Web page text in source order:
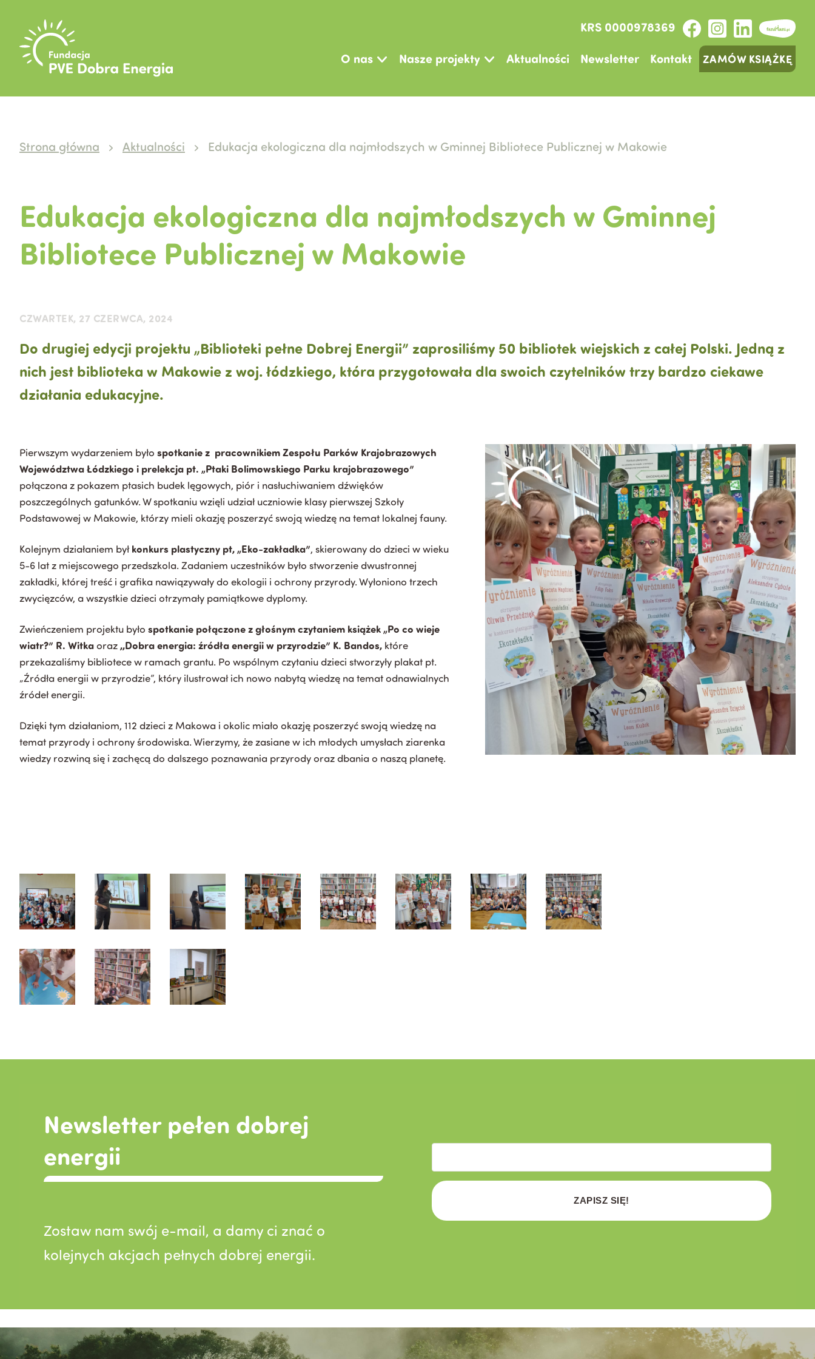
KRS 0000978369
O nas
Nasze projekty Aktualności Newsletter Kontakt ZAMÓW KSIĄŻKĘ
Strona główna Aktualności Edukacja ekologiczna dla najmłodszych w Gminnej Bibliotece Publicznej w Makowie
Edukacja ekologiczna dla najmłodszych w Gminnej
Bibliotece Publicznej w Makowie
CZWARTEK, 27 CZERWCA, 2024
Do drugiej edycji projektu „Biblioteki pełne Dobrej Energii” zaprosiliśmy 50 bibliotek wiejskich z całej Polski. Jedną z
nich jest biblioteka w Makowie z woj. łódzkiego, która przygotowała dla swoich czytelników trzy bardzo ciekawe
działania edukacyjne.
Pierwszym wydarzeniem było spotkanie z pracownikiem Zespołu Parków Krajobrazowych
Województwa Łódzkiego i prelekcja pt. „Ptaki Bolimowskiego Parku krajobrazowego”
połączona z pokazem ptasich budek lęgowych, piór i nasłuchiwaniem dźwięków
poszczególnych gatunków. W spotkaniu wzięli udział uczniowie klasy pierwszej Szkoły
Podstawowej w Makowie, którzy mieli okazję poszerzyć swoją wiedzę na temat lokalnej fauny.
Kolejnym działaniem byłkonkurs plastyczny pt, „Eko-zakładka”, skierowany do dzieci w wieku
5-6 lat z miejscowego przedszkola. Zadaniem uczestników było stworzenie dwustronnej
zakładki, której treść i grafika nawiązywały do ekologii i ochrony przyrody. Wyłoniono trzech
zwycięzców, a wszystkie dzieci otrzymały pamiątkowe dyplomy.
Zwieńczeniem projektu było spotkanie połączone z głośnym czytaniem książek „Po co wieje
wiatr?” R. Witkaoraz,,Dobra energia: źródła energii w przyrodzie” K. Bandos, które
przekazaliśmy bibliotece w ramach grantu. Po wspólnym czytaniu dzieci stworzyły plakat pt.
„Źródła energii w przyrodzie”, który ilustrował ich nowo nabytą wiedzę na temat odnawialnych
źródeł energii.
Dzięki tym działaniom, 112 dzieci z Makowa i okolic miało okazję poszerzyć swoją wiedzę na
temat przyrody i ochrony środowiska. Wierzymy, że zasiane w ich młodych umysłach ziarenka
wiedzy rozwiną się i zachęcą do dalszego poznawania przyrody oraz dbania o naszą planetę.
Newsletter pełen dobrej
energii
Zostaw nam swój e-mail, a damy ci znać o
kolejnych akcjach pełnych dobrej energii.
ZAPISZ SIĘ!